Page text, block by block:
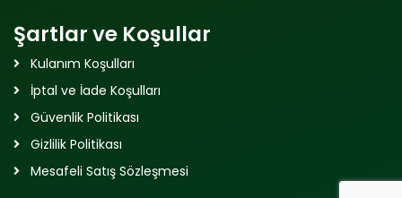
Şartlar ve Koşullar
Kulanım Koşulları
İptal ve İade Koşulları
Güvenlik Politikası
Gizlilik Politikası
Mesafeli Satış Sözleşmesi